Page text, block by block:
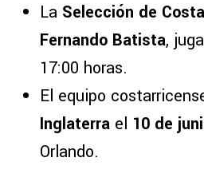
La Selección de
Fernando Batista,
17:00 horas.
El equipo
Inglaterra el 10 de
Orlando.